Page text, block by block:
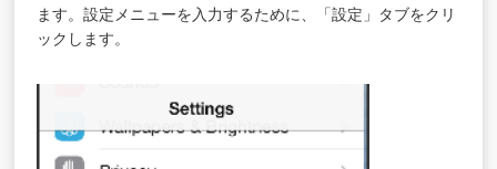
ます。設定メニューを入力するために、「設定」タブをクリ
ックします。